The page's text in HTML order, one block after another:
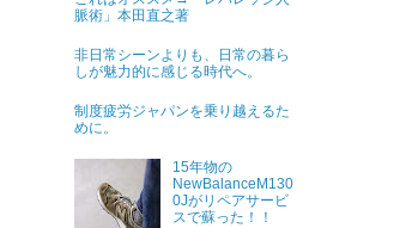
脈術」本田直之著
非日常シーンよりも、日常の暮ら
しが魅力的に感じる時代へ。
制度疲労ジャパンを乗り越えるた
めに。
15年物の
NewBalanceM130
0Jがリペアサービ
スで蘇った！！